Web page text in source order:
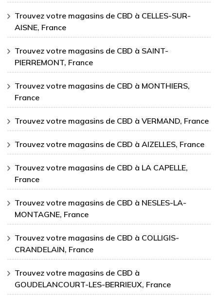
Trouvez votre magasins de CBD à CELLES-SUR-
AISNE, France
Trouvez votre magasins de CBD à SAINT-
PIERREMONT, France
Trouvez votre magasins de CBD à MONTHIERS,
France
Trouvez votre magasins de CBD à VERMAND, France
Trouvez votre magasins de CBD à AIZELLES, France
Trouvez votre magasins de CBD à LA CAPELLE,
France
Trouvez votre magasins de CBD à NESLES-LA-
MONTAGNE, France
Trouvez votre magasins de CBD à COLLIGIS-
CRANDELAIN, France
Trouvez votre magasins de CBD à
GOUDELANCOURT-LES-BERRIEUX, France